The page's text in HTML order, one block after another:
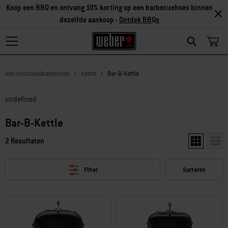
Search
Koop een BBQ en ontvang 10% korting op een barbecuehoes binnen
dezelfde aankoop - Ontdek BBQs
Alle Houtskoolbarbecues Kettle Bar-B-Kettle
undefined
Bar-B-Kettle
2 Resultaten Toon twee
Filter Sorteren